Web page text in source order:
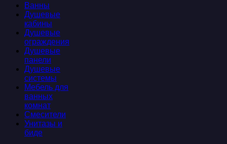
Ванны
Душевые
кабины
Душевые
ограждения
Душевые
панели
Душевые
системы
Мебель для
ванных
комнат
Смесители
Унитазы и
биде